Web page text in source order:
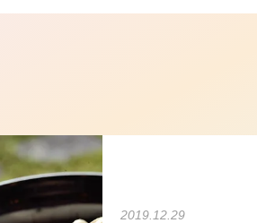
2019.12.29